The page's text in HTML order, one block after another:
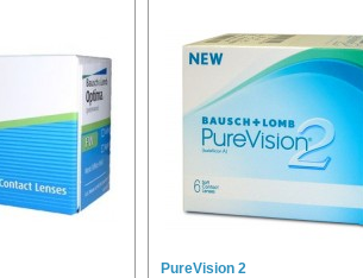
PureVision 2